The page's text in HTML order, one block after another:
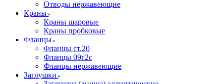
Отводы нержавеющие
Краны
Краны шаровые
Краны пробковые
Фланцы
Фланцы ст.20
Фланцы 09г2с
Фланцы нержавеющие
Заглушки